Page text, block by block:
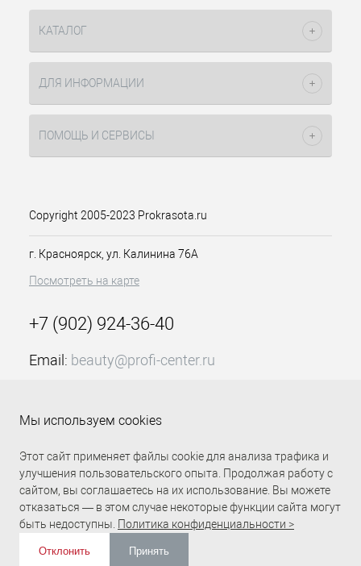
желаемую форму;
медицинской стали с ручной
красоты и домашней
дезинфекции и стерилизации.
КАТАЛОГ
ДЛЯ ИНФОРМАЦИИ
ПОМОЩЬ И СЕРВИСЫ
Copyright 2005-2023 Prokrasota.ru
г. Красноярск, ул. Калинина 76А
Посмотреть на карте
+7 (902) 924-36-40
Email: beauty@profi-center.ru
Прямая связь Profi Center
Мы используем cookies
Этот сайт применяет файлы cookie для анализа трафика и
улучшения пользовательского опыта. Продолжая работу с
сайтом, вы соглашаетесь на их использование. Вы можете
отказаться — в этом случае некоторые функции сайта могут
быть недоступны. Политика конфиденциальности >
Отклонить Принять